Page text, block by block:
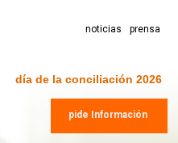
noticias prensa
día de la conciliación 2026
pide Información